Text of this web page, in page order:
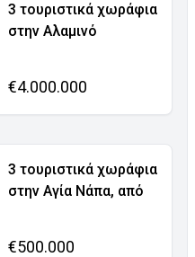
3 τουριστικά χωράφια
στην Αλαμινό
€4.000.000
3 τουριστικά χωράφια
στην Αγία Νάπα, από
€500.000